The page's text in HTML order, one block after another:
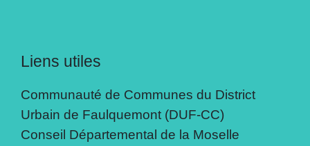
Liens utiles
Communauté de Communes du District
Urbain de Faulquemont (DUF-CC)
Conseil Départemental de la Moselle